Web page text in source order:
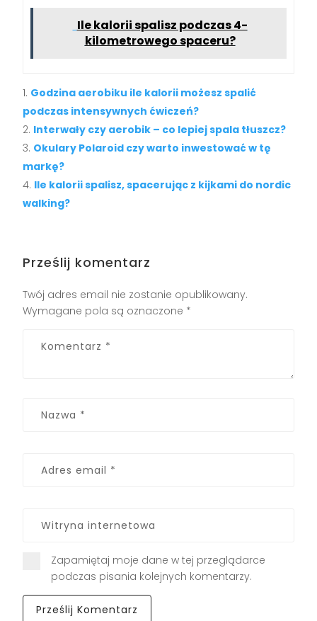
Ile kalorii spalisz podczas 4-
kilometrowego spaceru?
Godzina aerobiku ile kalorii możesz spalić
podczas intensywnych ćwiczeń?
Interwały czy aerobik – co lepiej spala tłuszcz?
Okulary Polaroid czy warto inwestować w tę
markę?
Ile kalorii spalisz, spacerując z kijkami do nordic
walking?
Prześlij komentarz
Twój adres email nie zostanie opublikowany.
Wymagane pola są oznaczone *
Zapamiętaj moje dane w tej przeglądarce
podczas pisania kolejnych komentarzy.